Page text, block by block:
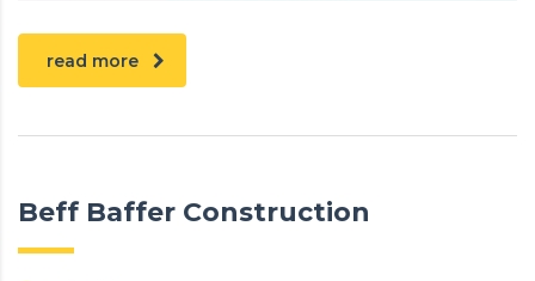
read more
Beff Baffer Construction